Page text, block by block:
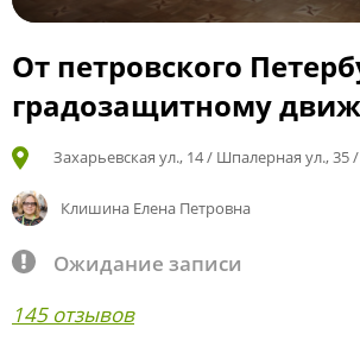
От петровского
градозащитному
Захарьевская ул., 14 / Шпалерная ул.,
Клишина Елена Петровна
Ожидание записи
145 отзывов